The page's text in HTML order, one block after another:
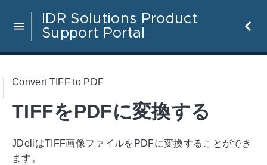
IDR Solutions Product
Support Portal
Convert TIFF to PDF
TIFFをPDFに変換する
JDeliはTIFF画像ファイルをPDFに変換することができ
ます。